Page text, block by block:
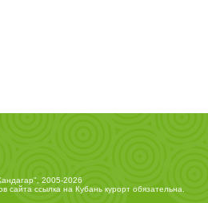
2005-2026
сайта ссылка на Кубань курортобязательна.